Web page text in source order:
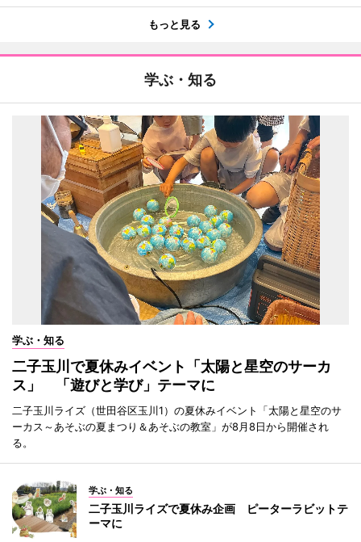
もっと見る
学ぶ・知る
学ぶ・知る
二子玉川で夏休みイベント「太陽と星空のサーカ
ス」 「遊びと学び」テーマに
二子玉川ライズ（世田谷区玉川1）の夏休みイベント「太陽と星空のサ
ーカス～あそぶの夏まつり＆あそぶの教室」が8月8日から開催され
る。
学ぶ・知る
二子玉川ライズで夏休み企画 ピーターラビットテ
ーマに